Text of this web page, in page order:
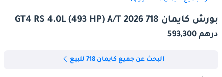
بورش كايمان 718 GT4 RS 4.0L (493 HP) A/T 2026
درهم 593,300
البحث عن جميع كايمان 718 للبيع